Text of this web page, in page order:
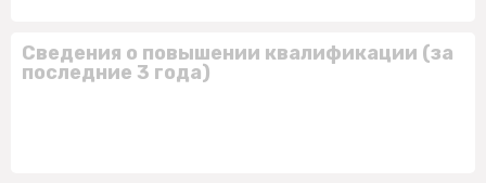
Сведения о повышении квалификации (за
последние 3 года)